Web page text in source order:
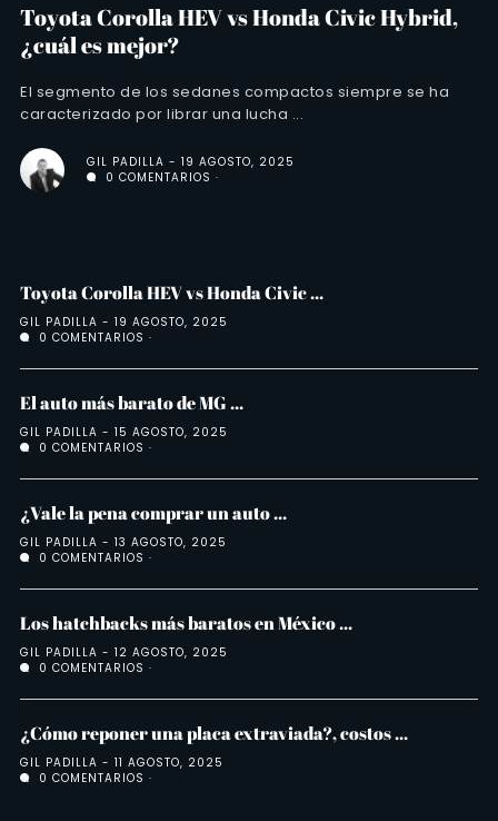
Toyota Corolla HEV vs Honda Civic Hybrid,
¿cuál es mejor?
El segmento de los sedanes compactos siempre se ha
caracterizado por librar una lucha ...
GIL PADILLA
19 AGOSTO, 2025
0 COMENTARIOS
Toyota Corolla HEV vs Honda Civic ...
GIL PADILLA
19 AGOSTO, 2025
0 COMENTARIOS
El auto más barato de MG ...
GIL PADILLA
15 AGOSTO, 2025
0 COMENTARIOS
¿Vale la pena comprar un auto ...
GIL PADILLA
13 AGOSTO, 2025
0 COMENTARIOS
Los hatchbacks más baratos en México ...
GIL PADILLA
12 AGOSTO, 2025
0 COMENTARIOS
¿Cómo reponer una placa extraviada?, costos ...
GIL PADILLA
11 AGOSTO, 2025
0 COMENTARIOS